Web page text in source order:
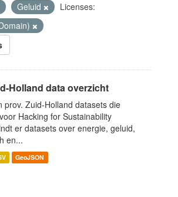
Geluid
Licenses:
Holland data overzicht
prov. Zuid-Holland datasets die
Hacking for Sustainability
er datasets over energie, geluid,
en...
GeoJSON